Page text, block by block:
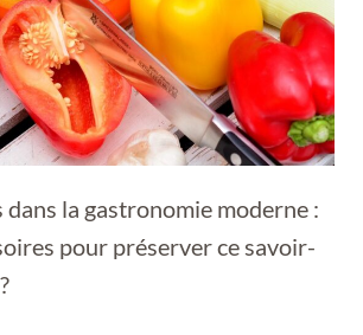
dans la gastronomie moderne :
pour préserver ce savoir-